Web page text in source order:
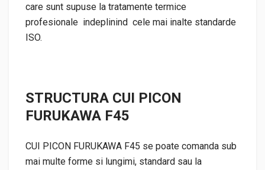
care sunt supuse la tratamente termice
profesionale indeplinind cele mai inalte standarde
ISO.
STRUCTURA CUI PICON
FURUKAWA F45
CUI PICON FURUKAWA F45 se poate comanda sub
mai multe forme si lungimi, standard sau la